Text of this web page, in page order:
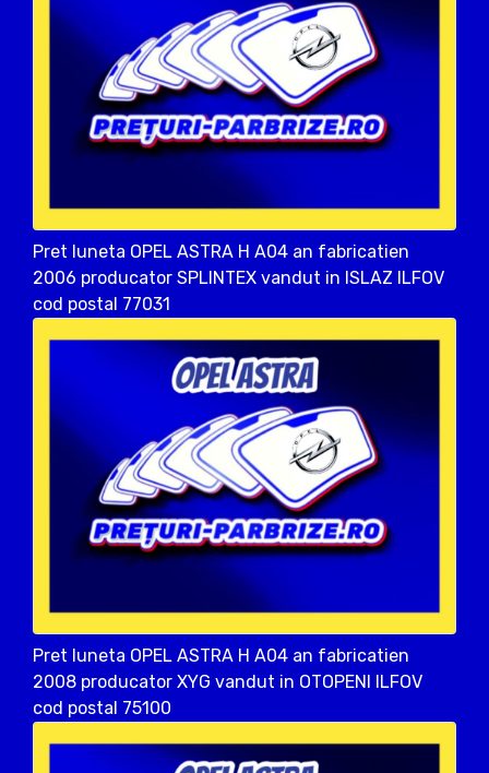
Pret luneta OPEL ASTRA H A04 an fabricatien
2006 producator SPLINTEX vandut in ISLAZ ILFOV
cod postal 77031
Pret luneta OPEL ASTRA H A04 an fabricatien
2008 producator XYG vandut in OTOPENI ILFOV
cod postal 75100